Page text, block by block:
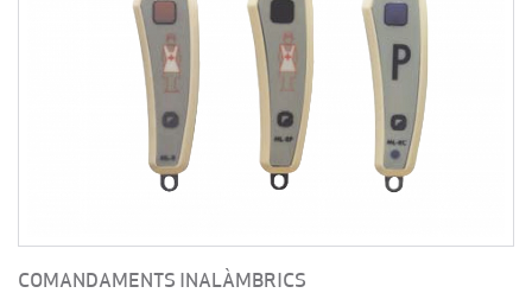
COMANDAMENTS INALÀMBRICS